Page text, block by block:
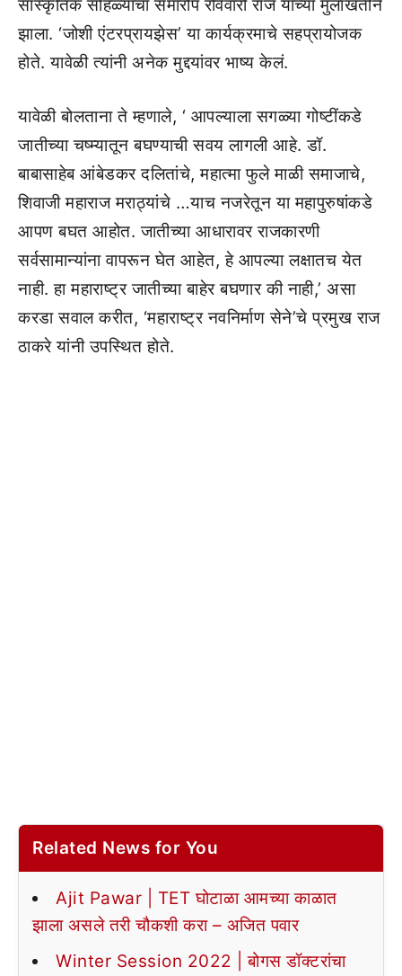
सांस्कृतिक सोहळ्याचा समारोप रविवारी राज यांच्या मुलाखतीने
झाला. ‘जोशी एंटरप्रायझेस’ या कार्यक्रमाचे सहप्रायोजक
होते. यावेळी त्यांनी अनेक मुद्दयांवर भाष्य केलं.
यावेळी बोलताना ते म्हणाले, ‘ आपल्याला सगळ्या गोष्टींकडे
जातीच्या चष्म्यातून बघण्याची सवय लागली आहे. डॉ.
बाबासाहेब आंबेडकर दलितांचे, महात्मा फुले माळी समाजाचे,
शिवाजी महाराज मराठ्यांचे …याच नजरेतून या महापुरुषांकडे
आपण बघत आहोत. जातीच्या आधारावर राजकारणी
सर्वसामान्यांना वापरून घेत आहेत, हे आपल्या लक्षातच येत
नाही. हा महाराष्ट्र जातीच्या बाहेर बघणार की नाही,’ असा
करडा सवाल करीत, ‘महाराष्ट्र नवनिर्माण सेने’चे प्रमुख राज
ठाकरे यांनी उपस्थित होते.
Related News for You
Ajit Pawar | TET घोटाळा आमच्या काळात
झाला असले तरी चौकशी करा – अजित पवार
Winter Session 2022 | बोगस डॉक्टरांचा